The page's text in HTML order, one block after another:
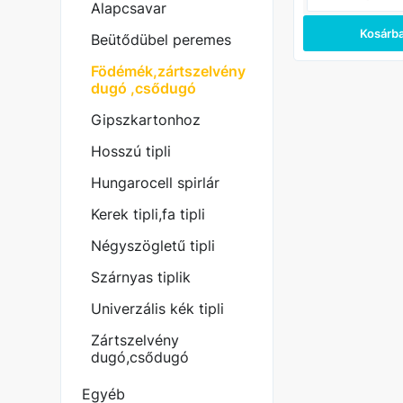
Alapcsavar
Beütődübel peremes
Födémék,zártszelvény
dugó ,csődugó
Gipszkartonhoz
Hosszú tipli
Hungarocell spirlár
Kerek tipli,fa tipli
Négyszögletű tipli
Szárnyas tiplik
Univerzális kék tipli
Zártszelvény
dugó,csődugó
Egyéb